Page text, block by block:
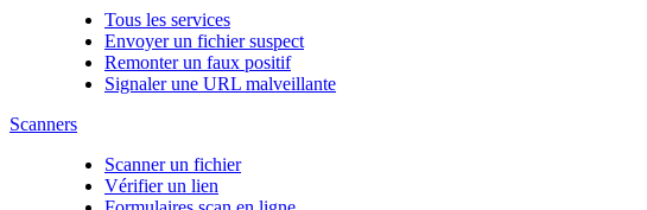
Tous les services
Envoyer un fichier suspect
Remonter un faux positif
Signaler une URL malveillante
Scanners
Scanner un fichier
Vérifier un lien